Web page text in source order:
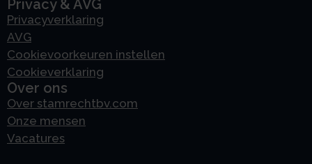
Privacy & AVG
Privacyverklaring
AVG
Cookievoorkeuren instellen
Cookieverklaring
Over ons
Over stamrechtbv.com
Onze mensen
Vacatures